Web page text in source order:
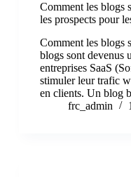
Comment les blogs
les prospects pour
Comment les blogs
blogs sont devenus
entreprises SaaS
stimuler leur trafic
en clients. Un blog
frc_admin